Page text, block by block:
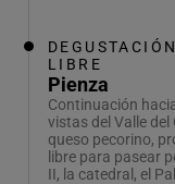
LIBRE
Pienza
Continuación
vistas del Valle
queso pecorino,
libre para pasear
II, la catedral, el